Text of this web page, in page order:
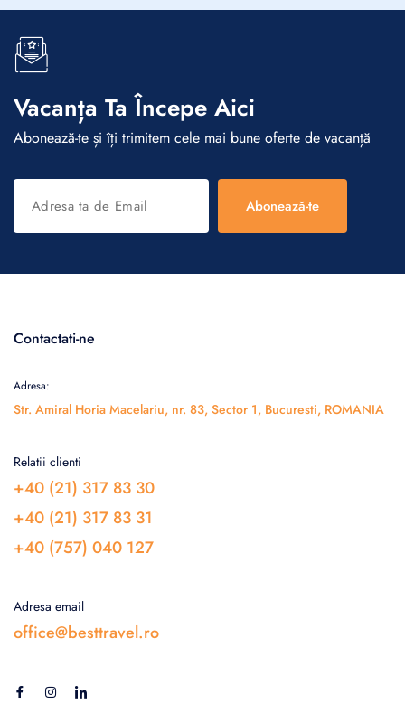
Vacanța Ta Începe Aici
Abonează-te și îți trimitem cele mai bune oferte de vacanță
Abonează-te
Contactati-ne
Adresa:
Str. Amiral Horia Macelariu, nr. 83, Sector 1, Bucuresti, ROMANIA
Relatii clienti
+40 (21) 317 83 30
+40 (21) 317 83 31
+40 (757) 040 127
Adresa email
office@besttravel.ro